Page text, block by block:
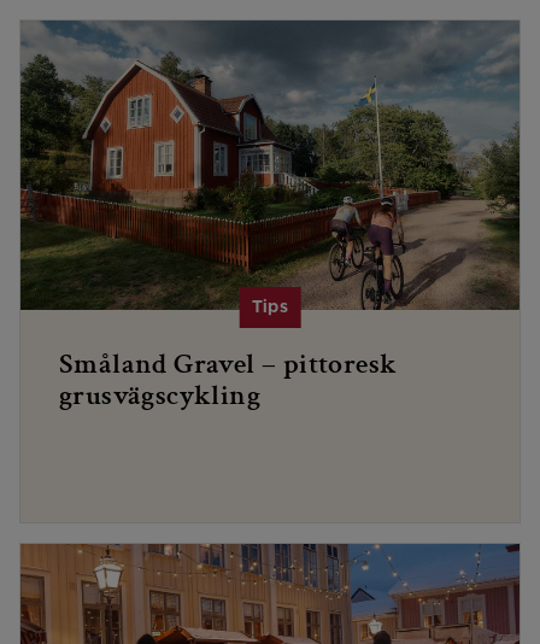
Småland Gravel – pittoresk
grusvägscykling